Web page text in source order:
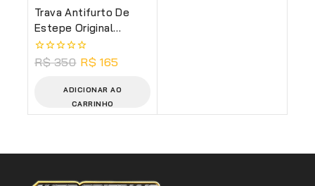
Trava Antifurto De
Estepe Original
Toyota Yaris
0
R$350 R$ 165
ADICIONAR AO
CARRINHO